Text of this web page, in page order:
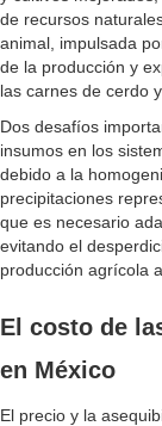
de recursos
animal, impulsada
de la producción y
las carnes de cerdo y
Dos desafíos
insumos en los
debido a la
precipitaciones
que es necesario
evitando el
producción agrícola
El costo de
en México
El precio y la